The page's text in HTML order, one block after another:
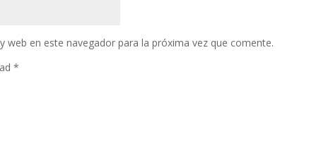
web en este navegador para la próxima vez que comente.
*